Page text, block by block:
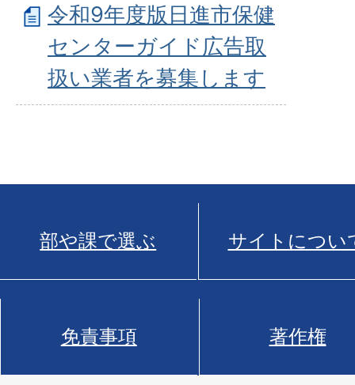
令和9年度版日進市保健
センターガイド広告取
扱い業者を募集します
部や課で選ぶ サイトについ
免責事項 著作権